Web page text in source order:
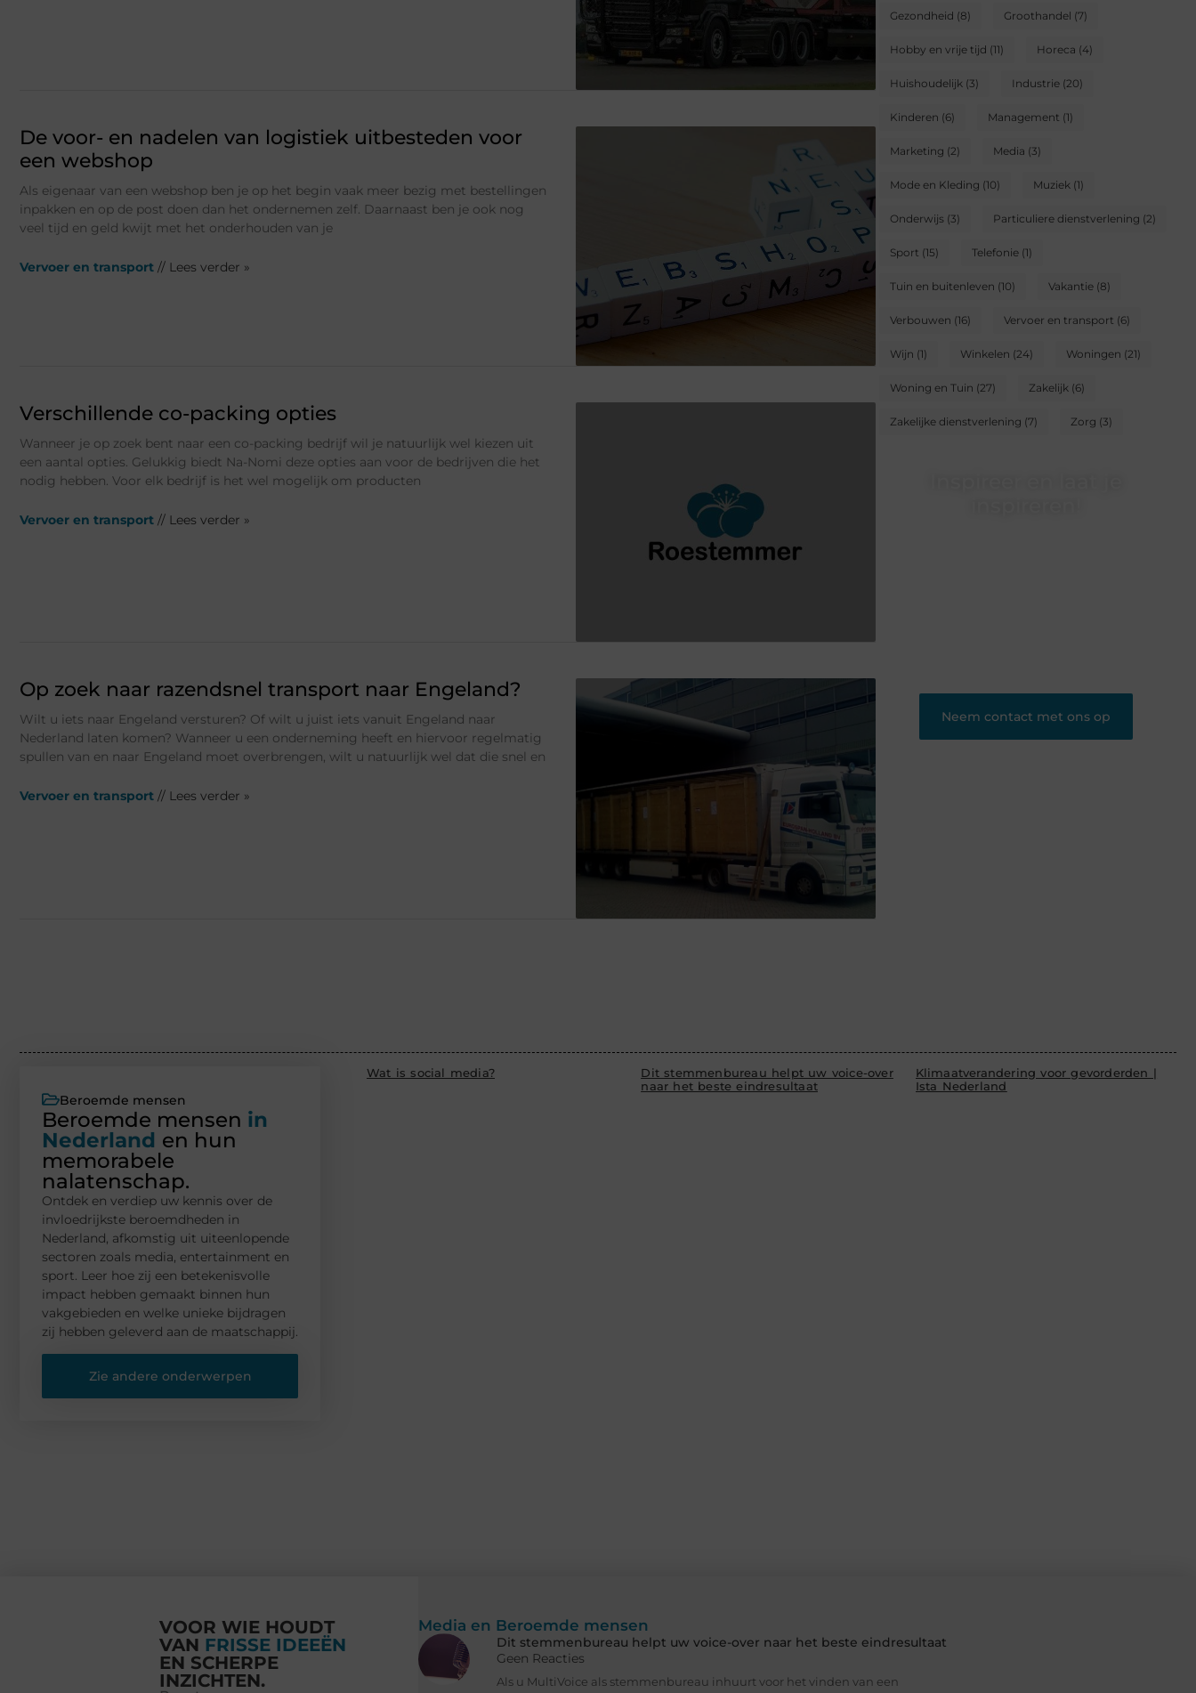
Gezondheid (8) Groothandel (7)
Hobby en vrije tijd (11) Horeca (4)
Huishoudelijk (3) Industrie (20)
Kinderen (6) Management (1)
Marketing (2) Media (3)
Mode en Kleding (10) Muziek (1)
Onderwijs (3) Particuliere dienstverlening (2)
Sport (15) Telefonie (1)
Tuin en buitenleven (10) Vakantie (8)
Verbouwen (16) Vervoer en transport (6)
Wijn (1) Winkelen (24) Woningen (21)
Woning en Tuin (27) Zakelijk (6)
Zakelijke dienstverlening (7) Zorg (3)
Neem contact met ons op
De voor- en nadelen van logistiek uitbesteden voor
een webshop
Als eigenaar van een webshop ben je op het begin vaak meer bezig met bestellingen
inpakken en op de post doen dan het ondernemen zelf. Daarnaast ben je ook nog
veel tijd en geld kwijt met het onderhouden van je
Vervoer en transport // Lees verder »
Verschillende co-packing opties
Wanneer je op zoek bent naar een co-packing bedrijf wil je natuurlijk wel kiezen uit
een aantal opties. Gelukkig biedt Na-Nomi deze opties aan voor de bedrijven die het
nodig hebben. Voor elk bedrijf is het wel mogelijk om producten
Vervoer en transport // Lees verder »
Op zoek naar razendsnel transport naar Engeland?
Wilt u iets naar Engeland versturen? Of wilt u juist iets vanuit Engeland naar
Nederland laten komen? Wanneer u een onderneming heeft en hiervoor regelmatig
spullen van en naar Engeland moet overbrengen, wilt u natuurlijk wel dat die snel en
Vervoer en transport // Lees verder »
Beroemde mensen
Beroemde mensen in
Nederland en hun
memorabele
nalatenschap.
Ontdek en verdiep uw kennis over de
invloedrijkste beroemdheden in
Nederland, afkomstig uit uiteenlopende
sectoren zoals media, entertainment en
sport. Leer hoe zij een betekenisvolle
impact hebben gemaakt binnen hun
vakgebieden en welke unieke bijdragen
zij hebben geleverd aan de maatschappij.
Zie andere onderwerpen
Wat is social media?
Dit stemmenbureau helpt uw voice-over
naar het beste eindresultaat
Klimaatverandering voor gevorderden |
Ista Nederland
VOOR WIE HOUDT
VAN FRISSE IDEEËN
EN SCHERPE
INZICHTEN.
Media en Beroemde mensen
Dit stemmenbureau helpt uw voice-over naar het beste eindresultaat
Geen Reacties
Als u MultiVoice als stemmenbureau inhuurt voor het vinden van een